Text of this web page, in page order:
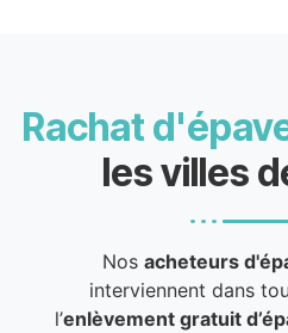
Rachat
les villes
Nosacheteurs
interviennent dans
l’enlèvement gratuit